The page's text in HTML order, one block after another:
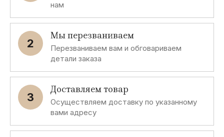
нам
2
Мы перезваниваем
Перезваниваем вам и обговариваем
детали заказа
3
Доставляем товар
Осуществляем доставку по указанному
вами адресу